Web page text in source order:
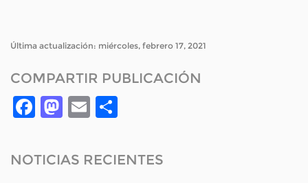
Última actualización: miércoles, febrero 17, 2021
COMPARTIR PUBLICACIÓN
Facebook
Mastodon
Email
NOTICIAS RECIENTES